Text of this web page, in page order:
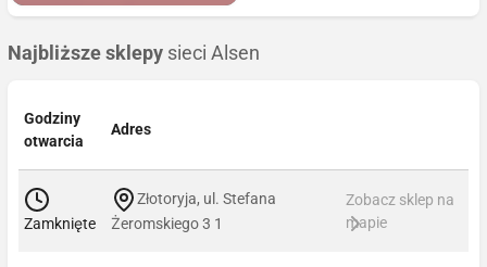
Najbliższe sklepy sieci Alsen
Godziny
otwarcia
Adres
Zamknięte
Złotoryja, ul. Stefana
Żeromskiego 3 1
Zobacz sklep na
mapie